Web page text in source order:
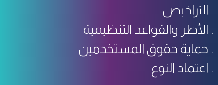
التراخيص
الأطر والقواعد التنظيمية
حماية حقوق المستخدمين
اعتماد النوع